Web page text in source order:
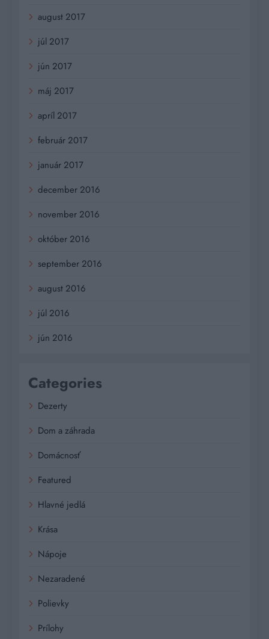
august 2017
júl 2017
jún 2017
máj 2017
apríl 2017
február 2017
január 2017
december 2016
november 2016
október 2016
september 2016
august 2016
júl 2016
jún 2016
Categories
Dezerty
Dom a záhrada
Domácnosť
Featured
Hlavné jedlá
Krása
Nápoje
Nezaradené
Polievky
Prílohy